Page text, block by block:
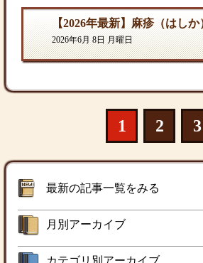
2026年6月 8日 月曜日
1 2 3
最新の記事一覧をみる
月別アーカイブ
カテゴリ別アーカイブ